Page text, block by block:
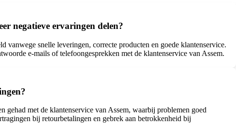
negatieve ervaringen delen?
vanwege snelle leveringen, correcte producten en goede klantenservice.
e-mails of telefoongesprekken met de klantenservice van Assem.
gehad met de klantenservice van Assem, waarbij problemen goed
bij retourbetalingen en gebrek aan betrokkenheid bij